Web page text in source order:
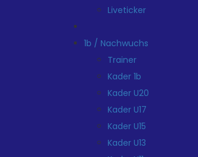
Liveticker
1b / Nachwuchs
Trainer
Kader 1b
Kader U20
Kader U17
Kader U15
Kader U13